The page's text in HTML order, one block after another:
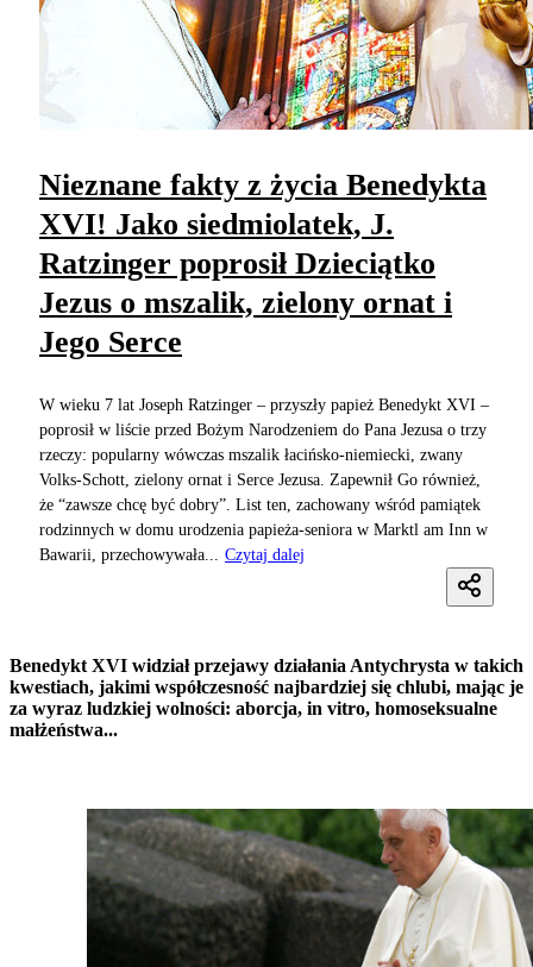
Nieznane fakty z życia Benedykta
XVI! Jako siedmiolatek, J.
Ratzinger poprosił Dzieciątko
Jezus o mszalik, zielony ornat i
Jego Serce
W wieku 7 lat Joseph Ratzinger – przyszły papież Benedykt XVI –
poprosił w liście przed Bożym Narodzeniem do Pana Jezusa o trzy
rzeczy: popularny wówczas mszalik łacińsko-niemiecki, zwany
Volks-Schott, zielony ornat i Serce Jezusa. Zapewnił Go również,
że “zawsze chcę być dobry”. List ten, zachowany wśród pamiątek
rodzinnych w domu urodzenia papieża-seniora w Marktl am Inn w
Bawarii, przechowywała...
Czytaj dalej
Benedykt XVI widział przejawy działania Antychrysta w takich
kwestiach, jakimi współczesność najbardziej się chlubi, mając je
za wyraz ludzkiej wolności: aborcja, in vitro, homoseksualne
małżeństwa...